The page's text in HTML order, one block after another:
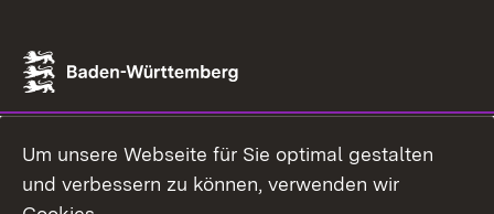
Um unsere Webseite für Sie optimal gestalten
und verbessern zu können, verwenden wir